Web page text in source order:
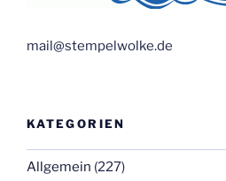
mail@stempelwolke.de
KATEGORIEN
Allgemein (227)